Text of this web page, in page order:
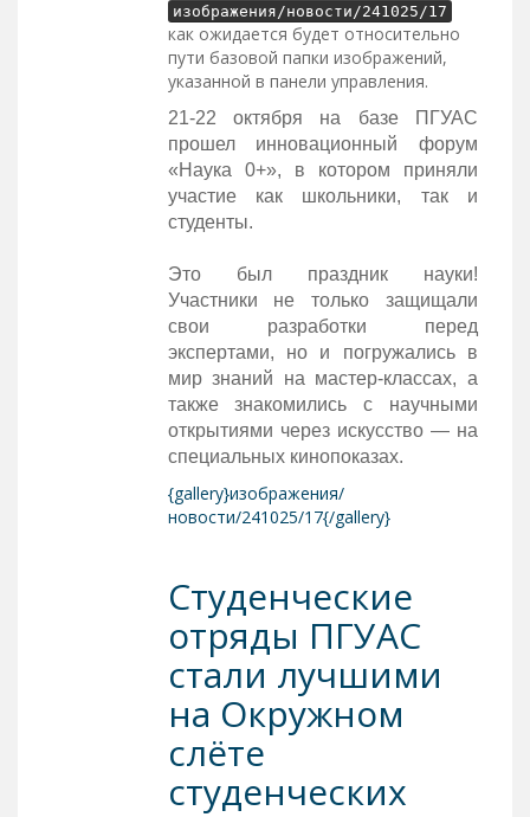
изображения/новости/241025/17
как ожидается будет относительно
пути базовой папки изображений,
указанной в панели управления.
21-22 октября на базе ПГУАС
прошел инновационный форум
«Наука 0+», в котором приняли
участие как школьники, так и
студенты.
Это был праздник науки!
Участники не только защищали
свои разработки перед
экспертами, но и погружались в
мир знаний на мастер-классах, а
также знакомились с научными
открытиями через искусство — на
специальных кинопоказах.
{gallery}изображения/
новости/241025/17{/gallery}
Студенческие
отряды ПГУАС
стали лучшими
на Окружном
слёте
студенческих